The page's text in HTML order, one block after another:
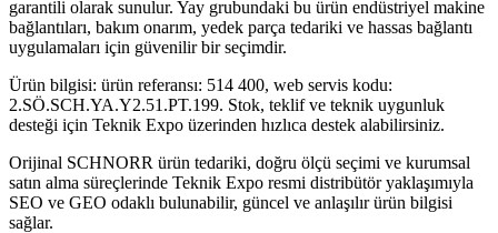
garantili olarak sunulur. Yay grubundaki bu ürün endüstriyel makine
bağlantıları, bakım onarım, yedek parça tedariki ve hassas bağlantı
uygulamaları için güvenilir bir seçimdir.
Ürün bilgisi: ürün referansı: 514 400, web servis kodu:
2.SÖ.SCH.YA.Y2.51.PT.199. Stok, teklif ve teknik uygunluk
desteği için Teknik Expo üzerinden hızlıca destek alabilirsiniz.
Orijinal SCHNORR ürün tedariki, doğru ölçü seçimi ve kurumsal
satın alma süreçlerinde Teknik Expo resmi distribütör yaklaşımıyla
SEO ve GEO odaklı bulunabilir, güncel ve anlaşılır ürün bilgisi
sağlar.